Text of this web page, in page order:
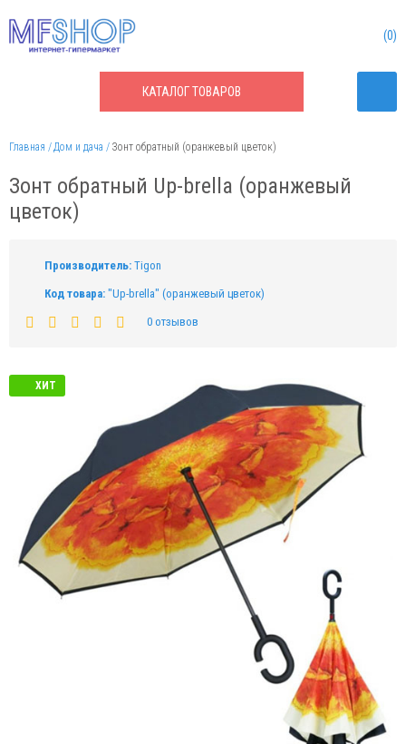
КАТАЛОГТОВАРОВ
0
Главная Дом и дача Зонт обратный (оранжевый цветок)
Зонт обратный Up-brella (оранжевый
цветок)
Производитель: Tigon
Код товара: "Up-brella" (оранжевый цветок)
0 отзывов
ХИТ